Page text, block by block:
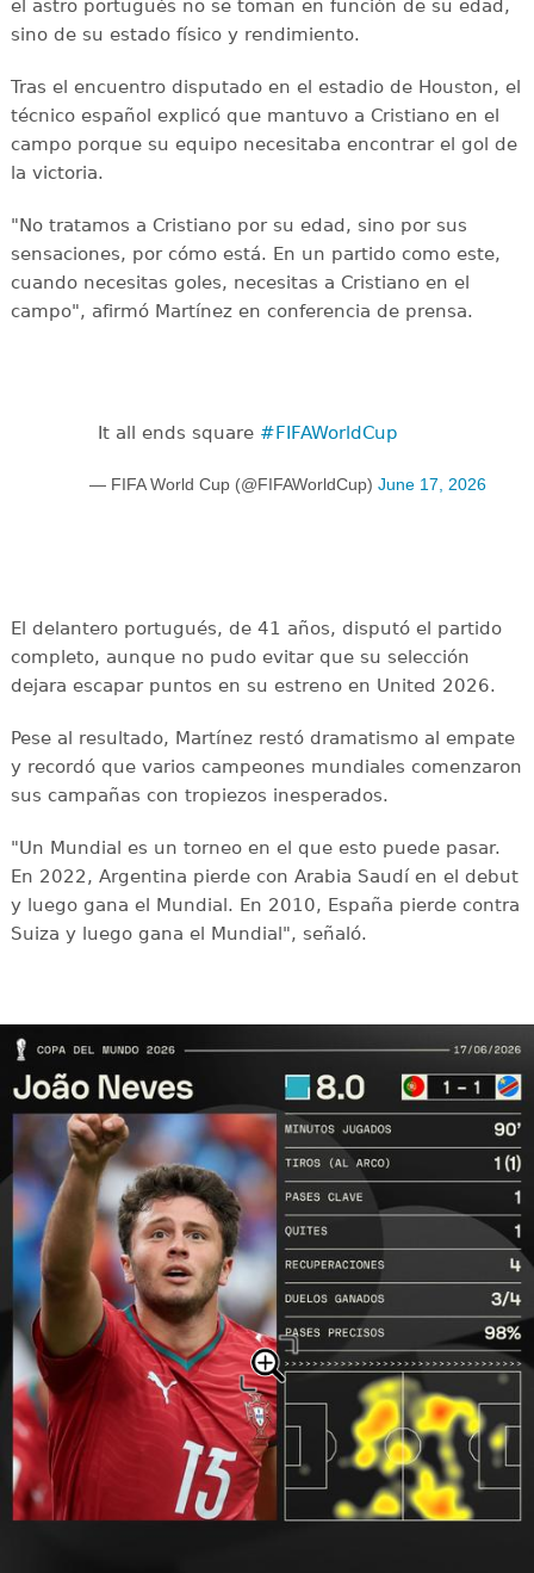
el astro portugués no se toman en función de su edad,
sino de su estado físico y rendimiento.
Tras el encuentro disputado en el estadio de Houston, el
técnico español explicó que mantuvo a Cristiano en el
campo porque su equipo necesitaba encontrar el gol de
la victoria.
"No tratamos a Cristiano por su edad, sino por sus
sensaciones, por cómo está. En un partido como este,
cuando necesitas goles, necesitas a Cristiano en el
campo", afirmó Martínez en conferencia de prensa.
It all ends square #FIFAWorldCup
— FIFA World Cup (@FIFAWorldCup) June 17, 2026
El delantero portugués, de 41 años, disputó el partido
completo, aunque no pudo evitar que su selección
dejara escapar puntos en su estreno en United 2026.
Pese al resultado, Martínez restó dramatismo al empate
y recordó que varios campeones mundiales comenzaron
sus campañas con tropiezos inesperados.
"Un Mundial es un torneo en el que esto puede pasar.
En 2022, Argentina pierde con Arabia Saudí en el debut
y luego gana el Mundial. En 2010, España pierde contra
Suiza y luego gana el Mundial", señaló.